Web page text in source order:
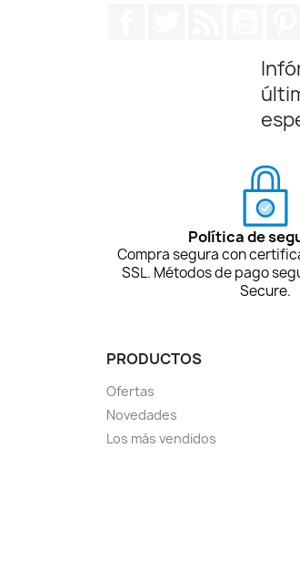
Política de
Compra segura con
SSL. Métodos de pago
Secure.
PRODUCTOS
Ofertas
Novedades
Los más vendidos